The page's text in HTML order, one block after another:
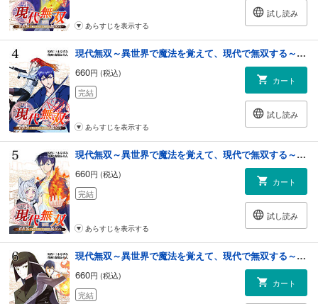
試し読み
あらすじを表示する
現代無双～異世界で魔法を覚えて、現代で無双する～（合本版） 4巻
660円 (税込)
完結
カート
試し読み
あらすじを表示する
現代無双～異世界で魔法を覚えて、現代で無双する～（合本版） 5巻
660円 (税込)
完結
カート
試し読み
あらすじを表示する
現代無双～異世界で魔法を覚えて、現代で無双する～（合本版） 6巻
660円 (税込)
完結
カート